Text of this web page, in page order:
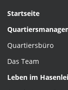
Startseite
Quartiersbüro
Das Team
Leben im